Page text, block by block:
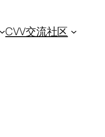
CVV交流社区